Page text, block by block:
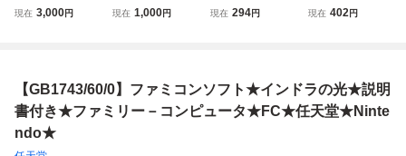
ファミリーコンピ
プター HVC-023
セット
現在 3,000円
FC ロードファイ
コンピュータ 任天
堂 nintendo
現在 1,000円
evil World Nintend
カートリッジ
現在 294円
ICE CLIMBER 19
ット カートリッジ
現在 402円
【GB1743/60/0】ファミコンソフト★インドラの光★説明
書付き★ファミリー－コンピュータ★FC★任天堂★Ninte
ndo★